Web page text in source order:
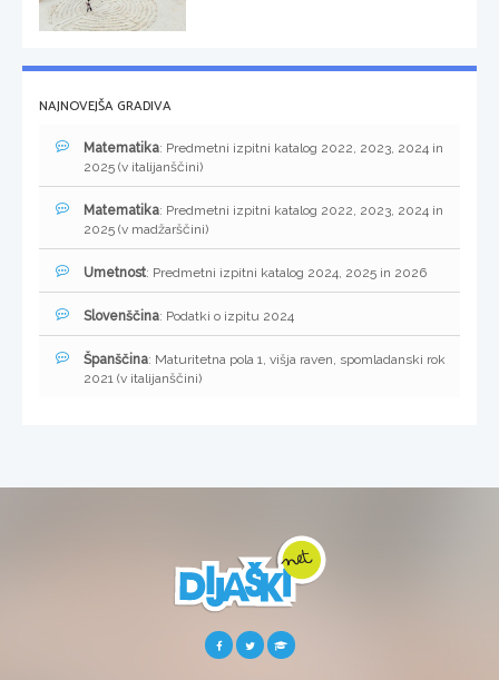
NAJNOVEJŠA GRADIVA
Matematika: Predmetni izpitni katalog 2022, 2023, 2024 in
2025 (v italijanščini)
Matematika: Predmetni izpitni katalog 2022, 2023, 2024 in
2025 (v madžarščini)
Umetnost: Predmetni izpitni katalog 2024, 2025 in 2026
Slovenščina: Podatki o izpitu 2024
Španščina: Maturitetna pola 1, višja raven, spomladanski rok
2021 (v italijanščini)